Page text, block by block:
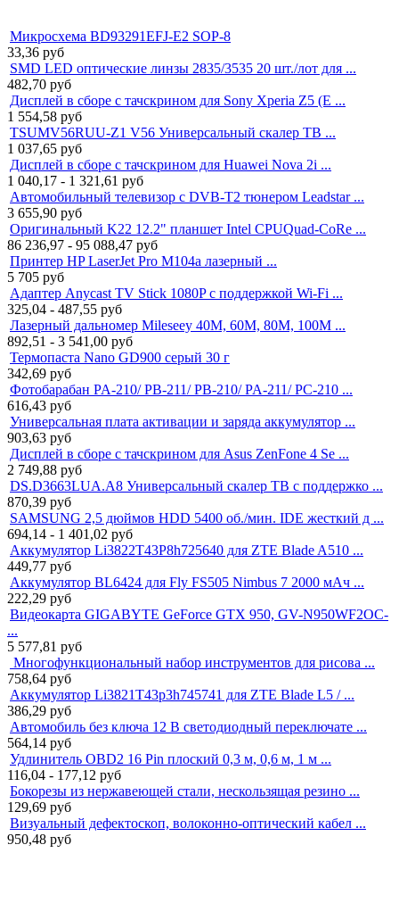
Микросхема BD93291EFJ-E2 SOP-8
33,36 руб
SMD LED оптические линзы 2835/3535 20 шт./лот для ...
482,70 руб
Дисплей в сборе с тачскрином для Sony Xperia Z5 (E ...
1 554,58 руб
TSUMV56RUU-Z1 V56 Универсальный скалер ТВ ...
1 037,65 руб
Дисплей в сборе с тачскрином для Huawei Nova 2i ...
1 040,17 - 1 321,61 руб
Автомобильный телевизор с DVB-T2 тюнером Leadstar ...
3 655,90 руб
Оригинальный K22 12.2" планшет Intel CPUQuad-CoRe ...
86 236,97 - 95 088,47 руб
Принтер HP LaserJet Pro M104a лазерный ...
5 705 руб
Адаптер Anycast TV Stick 1080P с поддержкой Wi-Fi ...
325,04 - 487,55 руб
Лазерный дальномер Mileseey 40M, 60M, 80M, 100M ...
892,51 - 3 541,00 руб
Термопаста Nano GD900 серый 30 г
342,69 руб
Фотобарабан PA-210/ PB-211/ PB-210/ PA-211/ PC-210 ...
616,43 руб
Универсальная плата активации и заряда аккумулятор ...
903,63 руб
Дисплей в сборе с тачскрином для Asus ZenFone 4 Se ...
2 749,88 руб
DS.D3663LUA.A8 Универсальный скалер ТВ с поддержко ...
870,39 руб
SAMSUNG 2,5 дюймов HDD 5400 об./мин. IDE жесткий д ...
694,14 - 1 401,02 руб
Аккумулятор Li3822T43P8h725640 для ZTE Blade A510 ...
449,77 руб
Аккумулятор BL6424 для Fly FS505 Nimbus 7 2000 мАч ...
222,29 руб
Видеокарта GIGABYTE GeForce GTX 950, GV-N950WF2OC-
...
5 577,81 руб
Многофункциональный набор инструментов для рисова ...
758,64 руб
Аккумулятор Li3821T43p3h745741 для ZTE Blade L5 / ...
386,29 руб
Автомобиль без ключа 12 В светодиодный переключате ...
564,14 руб
Удлинитель OBD2 16 Pin плоский 0,3 м, 0,6 м, 1 м ...
116,04 - 177,12 руб
Бокорезы из нержавеющей стали, нескользящая резино ...
129,69 руб
Визуальный дефектоскоп, волоконно-оптический кабел ...
950,48 руб